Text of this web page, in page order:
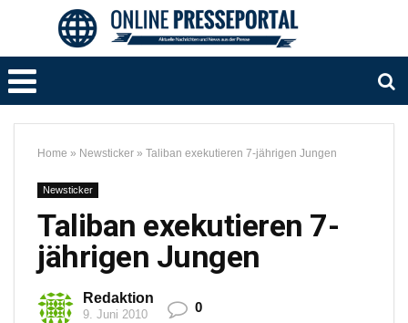
Home » Newsticker » Taliban exekutieren 7-jährigen Jungen
Newsticker
Taliban exekutieren 7-
jährigen Jungen
Redaktion
9. Juni 2010 0